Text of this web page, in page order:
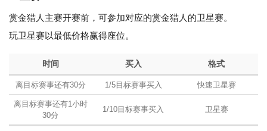
赏金猎人主赛开赛前，可参加对应的赏金猎人的卫星赛。
玩卫星赛以最低价格赢得座位。
时间 买入 格式
离目标赛事还有30分 1/5目标赛事买入 快速卫星赛
离目标赛事还有1小时
30分
1/10目标赛事买入 卫星赛